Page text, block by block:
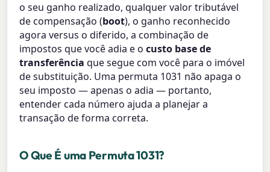
o seu ganho realizado, qualquer valor tributável
de compensação (boot), o ganho reconhecido
agora versus o diferido, a combinação de
impostos que você adia e ocusto base de
transferência que segue com você para o imóvel
de substituição. Uma permuta 1031 não apaga o
seu imposto — apenas o adia — portanto,
entender cada número ajuda a planejar a
transação de forma correta.
O Que É uma Permuta 1031?